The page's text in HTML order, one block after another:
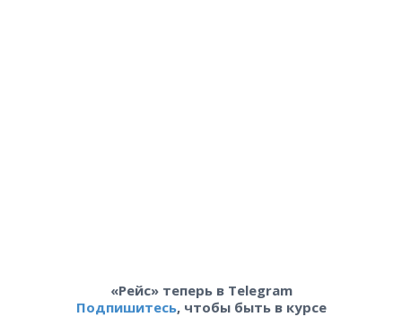
«Рейс» теперь в Telegram
Подпишитесь, чтобы быть в курсе